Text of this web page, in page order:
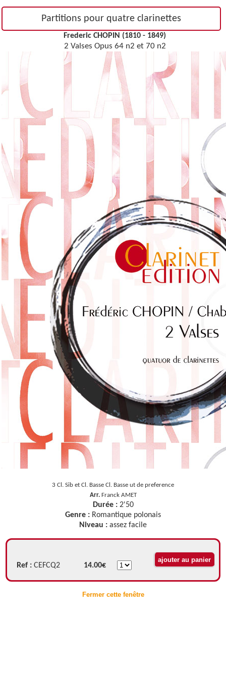
Partitions pour quatre clarinettes
Frederic CHOPIN (1810 - 1849)
2 Valses Opus 64 n2 et 70 n2
3 Cl. Sib et Cl. Basse Cl. Basse ut de preference
Arr.Franck AMET
Durée :2'50
Genre : Romantique polonais
Niveau : assez facile
Ref : CEFCQ2 14.00€
Fermer cette fenêtre